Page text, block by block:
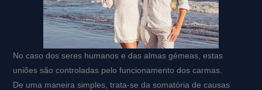
No caso dos seres humanos e das almas gémeas, estas
uniões são controladas pelo funcionamento dos carmas.
De uma maneira simples, trata-se da somatória de causas